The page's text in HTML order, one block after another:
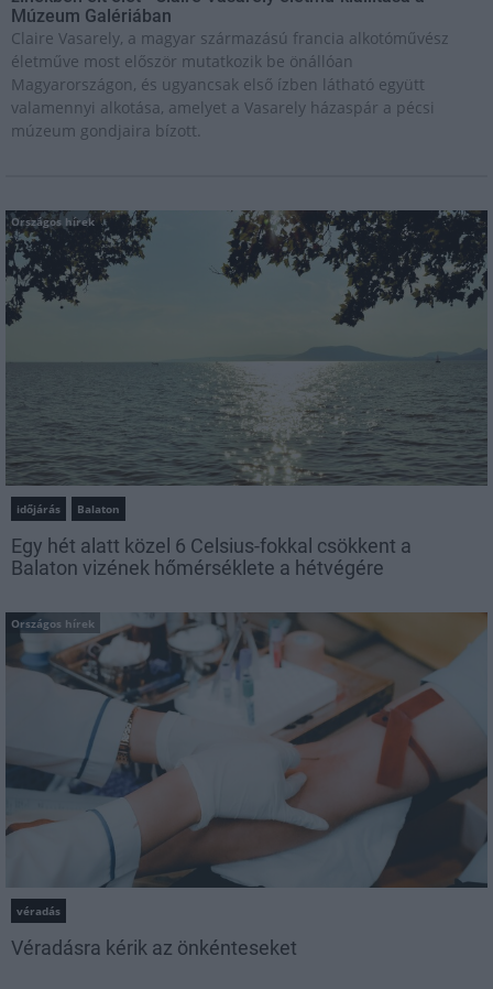
Múzeum Galériában
Claire Vasarely, a magyar származású francia alkotóművész
életműve most először mutatkozik be önállóan
Magyarországon, és ugyancsak első ízben látható együtt
valamennyi alkotása, amelyet a Vasarely házaspár a pécsi
múzeum gondjaira bízott.
Országos hírek
időjárás Balaton
Egy hét alatt közel 6 Celsius-fokkal csökkent a
Balaton vizének hőmérséklete a hétvégére
Országos hírek
véradás
Véradásra kérik az önkénteseket